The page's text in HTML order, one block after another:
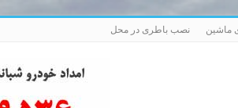
ماشین نصب باطری در محل